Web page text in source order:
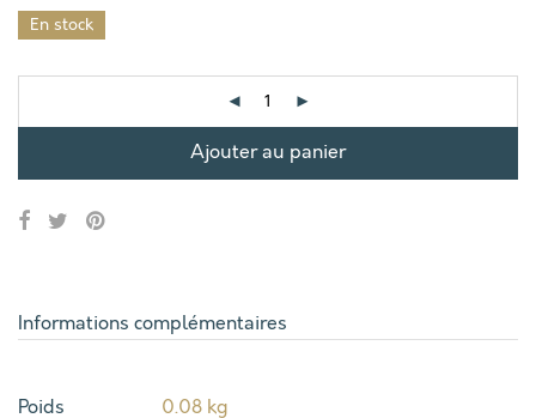
En stock
Ajouter au panier
Informations complémentaires
Poids 0.08 kg